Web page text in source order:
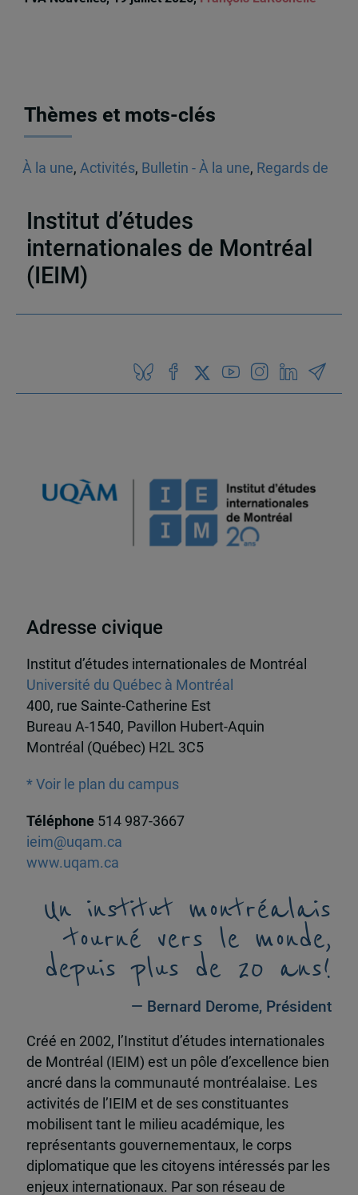
Thèmes et mots-clés
À la une, Activités, Bulletin - À la une, Regards de
Sécurité
Institut d’études
internationales de Montréal
(IEIM)
Adresse civique
Institut d’études internationales de Montréal
Université du Québec à Montréal
400, rue Sainte-Catherine Est
Bureau A-1540, Pavillon Hubert-Aquin
Montréal (Québec) H2L 3C5
* Voir le plan du campus
Téléphone 514 987-3667
ieim@uqam.ca
www.uqam.ca
Un institut montréalais
tourné vers le monde,
depuis plus de 20 ans!
— Bernard Derome, Président
Créé en 2002, l’Institut d’études internationales
de Montréal (IEIM) est un pôle d’excellence bien
ancré dans la communauté montréalaise. Les
activités de l’IEIM et de ses constituantes
mobilisent tant le milieu académique, les
représentants gouvernementaux, le corps
diplomatique que les citoyens intéressés par les
enjeux internationaux. Par son réseau de